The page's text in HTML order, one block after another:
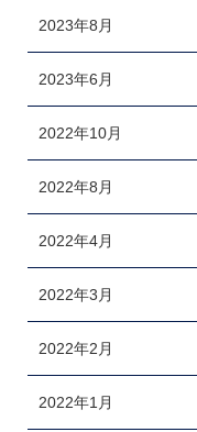
2023年8月
2023年6月
2022年10月
2022年8月
2022年4月
2022年3月
2022年2月
2022年1月